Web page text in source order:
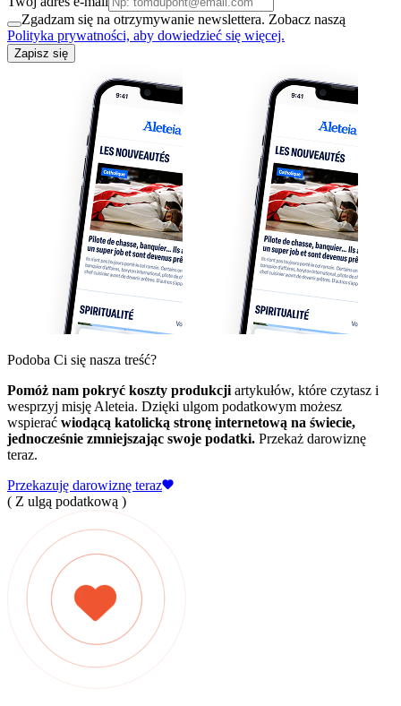
Zgadzam się na otrzymywanie newslettera. Zobacz naszą
Polityka prywatności, aby dowiedzieć się więcej.
Zapisz się
Podoba Ci się nasza treść?
Pomóż nam pokryć koszty produkcji artykułów, które czytasz i
wesprzyj misję Aleteia. Dzięki ulgom podatkowym możesz
wspierać wiodącą katolicką stronę internetową na świecie,
jednocześnie zmniejszając swoje podatki. Przekaż darowiznę
teraz.
Przekazuję darowiznę teraz
( Z ulgą podatkową )